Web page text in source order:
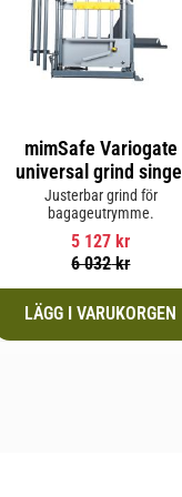
mimSafe Variogate
universal grind singel
Justerbar grind för
bagageutrymme.
5 127 kr
6 032kr